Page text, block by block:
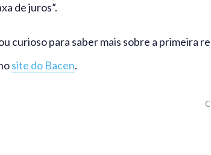
de juros”.
curioso para saber mais sobre a primeira
site do Bacen.